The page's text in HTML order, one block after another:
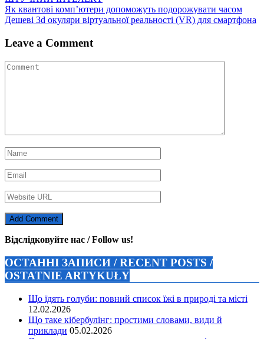
Навігація
записів
Як квантові комп’ютери допоможуть подорожувати часом
Дешеві 3d окуляри віртуальної реальності (VR) для смартфона
Leave a Comment
Відслідковуйте нас / Follow us!
ОСТАННІ ЗАПИСИ / RECENT POSTS /
OSTATNIE ARTYKUŁY
Що їдять голуби: повний список їжі в природі та місті
12.02.2026
Що таке кібербулінг: простими словами, види й
приклади 05.02.2026